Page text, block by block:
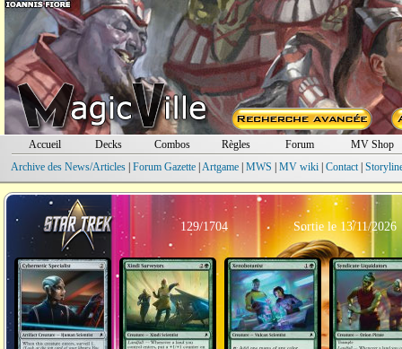
Accueil Decks Combos Règles Forum
MV Shop
Archive des News/Articles| Forum Gazette| Artgame| MWS MV wiki| Contact|
129/1704 Sortie le 13/11/2026